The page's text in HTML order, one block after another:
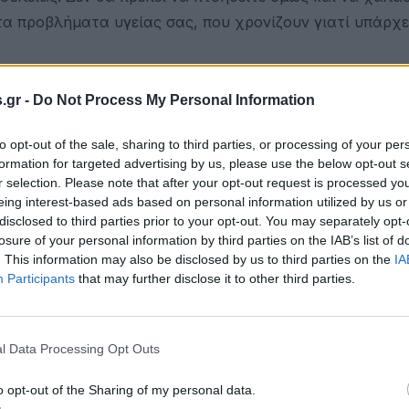
- Do Not Process My Personal Information
opt-out of the sale, sharing to third parties, or processing of your
for targeted advertising by us, please use the below opt-out
selection. Please note that after your opt-out request is processed
interest-based ads based on personal information utilized by us
to third parties prior to your opt-out. You may separately
of your personal information by third parties on the IAB’s list of
This information may also be disclosed by us to third parties on the
Participants that may further disclose it to other third parties.
Data Processing Opt Outs
opt-out of the Sharing of my personal data.
προβλήματα υγείας σας, που χρονίζουν γιατί
κάνει την εμφάνισή της και σας αναστατώνει
σε σχέση γιατί τώρα το επιτρέπουν οι συνθήκες.
με το ταίρι σας ή ακόμα και με τη συντροφιά
υποθέσεις που σας απασχολούν. Εχετε βάλει ένα
και ακόμα πιο εξαιρετικά θα είναι τα αποτελέσματα.
των εκκρεμοτήτων σας πηγαίνουν σύμφωνα με το
άνοδο. Αν κάνετε, δε, μία γενική οικονομική
τουλάχιστον σε τέτοιο βαθμό που θα
συνθήκες κάτω από τις οποίες προσπαθείτε να